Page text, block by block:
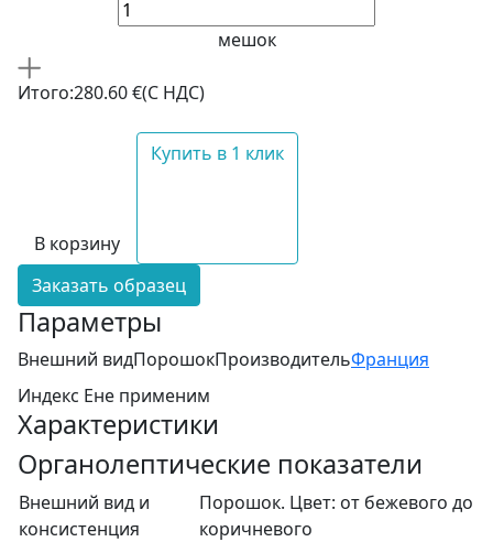
мешок
Итого:280.60 €(С НДС)
В корзину
Купить в 1 клик
Заказать образец
Параметры
Внешний видПорошокПроизводительФранция
Индекс Ене применим
Характеристики
Органолептические показатели
Внешний вид и
консистенция
Порошок. Цвет: от бежевого до
коричневого